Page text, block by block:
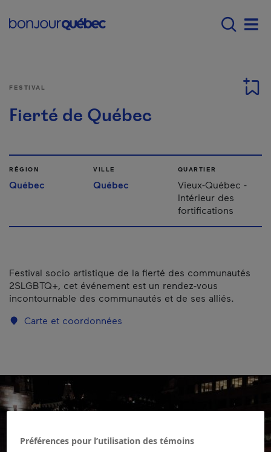
Main navigation -
FESTIVAL
Fierté de Québec
RÉGION
Québec
VILLE
Québec
QUARTIER
Vieux-Québec -
Intérieur des
fortifications
Festival socio artistique de la fierté des communautés
2SLGBTQ+, cet événement est un rendez-vous
incontournable des communautés et de ses alliés.
Carte et coordonnées
Préférences pour l’utilisation des témoins